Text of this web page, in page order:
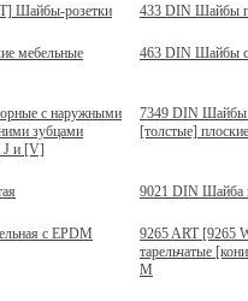
Шайбы-розетки 433 DIN Шайбы
мебельные
463 DIN Шайбы
с наружными
зубцами
J и [V]
7349 DIN Шайбы
[толстые] плоские
9021 DIN Шайба
с EPDM
9265 ART [9265
тарельчатые
M